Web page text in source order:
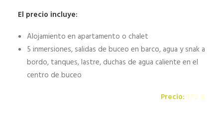
El precio incluye:
Alojamiento en apartamento o chalet
5 inmersiones, salidas de buceo en barco, agua y snak a
bordo, tanques, lastre, duchas de agua caliente en el
centro de buceo
Precio: 172 €